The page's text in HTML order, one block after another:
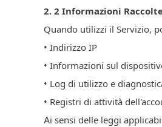
2. 2 Informazioni
Quando utilizzi il Servizio,
• Indirizzo IP
• Informazioni sul
• Log di utilizzo e
• Registri di attività
Ai sensi delle leggi